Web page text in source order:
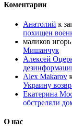
Коментарии
Анатолий к
похищен
маликов игорь
Мишанчук
Алексей
Alex Makarov
Украину
Екатерина
обстреляли
О нас